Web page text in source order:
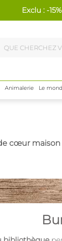
Exclu : -
Animalerie Le
cœur maison